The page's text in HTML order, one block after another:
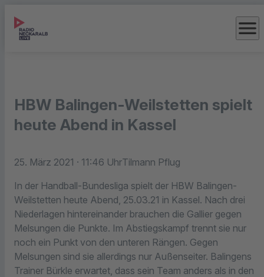
menu
HBW Balingen-Weilstetten spielt
heute Abend in Kassel
25. März 2021 · 11:46 UhrTilmann Pflug
In der Handball-Bundesliga spielt der HBW Balingen-
Weilstetten heute Abend, 25.03.21 in Kassel. Nach drei
Niederlagen hintereinander brauchen die Gallier gegen
Melsungen die Punkte. Im Abstiegskampf trennt sie nur
noch ein Punkt von den unteren Rängen. Gegen
Melsungen sind sie allerdings nur Außenseiter. Balingens
Trainer Bürkle erwartet, dass sein Team anders als in den